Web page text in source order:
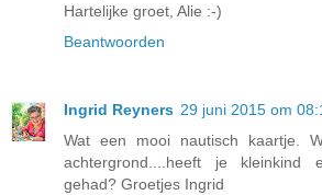
Hartelijke groet, Alie :-)
Beantwoorden
Ingrid Reyners 29 juni 2015 om
Wat een mooi nautisch kaartje.
achtergrond....heeft je kleinkind
gehad? Groetjes Ingrid